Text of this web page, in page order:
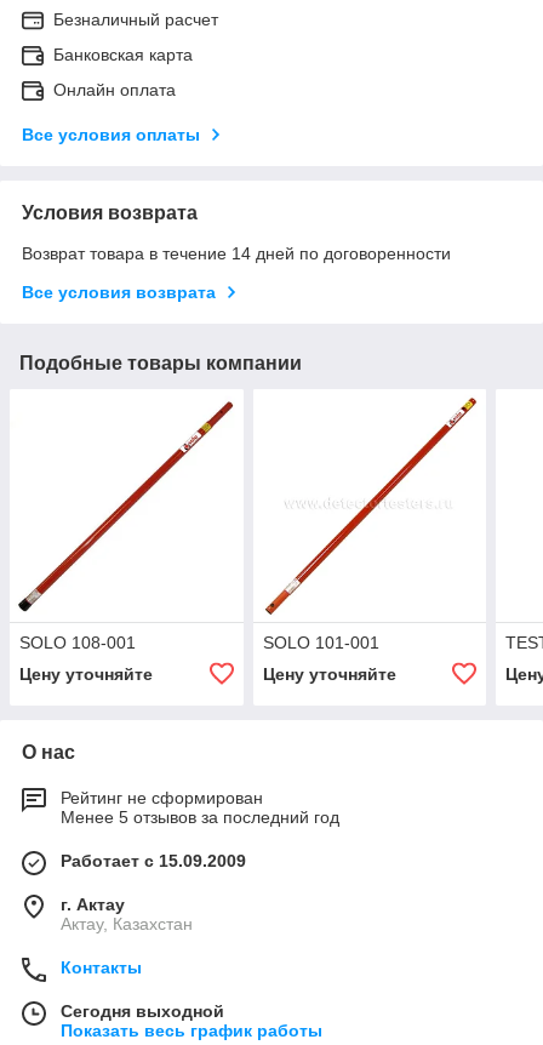
Безналичный расчет
Банковская карта
Онлайн оплата
Все условия оплаты
Условия возврата
Возврат товара в течение 14 дней по договоренности
Все условия возврата
Подобные товары компании
SOLO 108-001
Цену уточняйте
SOLO 101-001
Цену уточняйте
О нас
Рейтинг не сформирован
Менее 5 отзывов за последний год
Работает с 15.09.2009
г. Актау
Актау, Казахстан
Контакты
Сегодня выходной
Показать весь график работы